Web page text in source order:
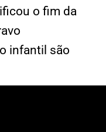
o fim da
infantil são